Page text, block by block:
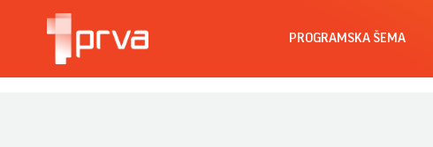
PROGRAMSKA ŠEMA